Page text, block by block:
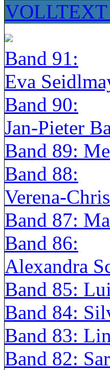
VOLLTEXT
Band 91:
Eva
Band 90:
Jan-Pieter
Band 89:
Band 88:
Verena-
Band 87:
Band 86:
Alexandra
Band 85:
Band 84:
Band 83:
Band 82: